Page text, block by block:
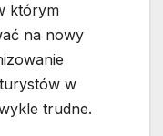
którym
na nowy
w
trudne.